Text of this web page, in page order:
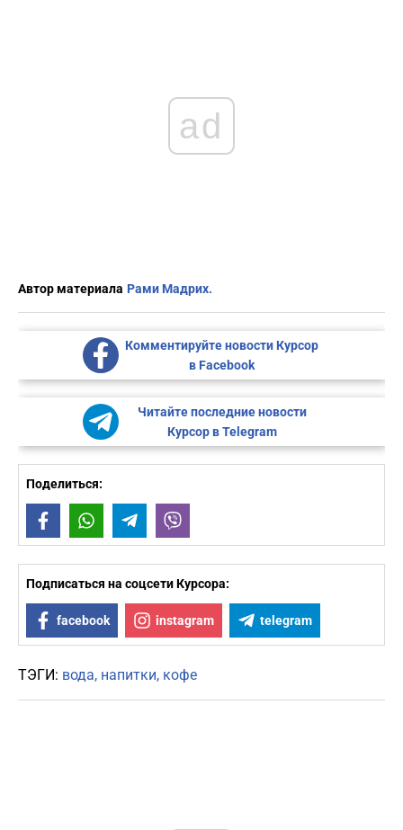
ad
Автор материала Рами Мадрих.
Комментируйте новости Курсор
в Facebook
Читайте последние новости
Курсор в Telegram
Поделиться:
FacebookWhatsAppTelegram
Подписаться на соцсети Курсора:
facebook instagram telegram
ТЭГИ: вода напитки кофе